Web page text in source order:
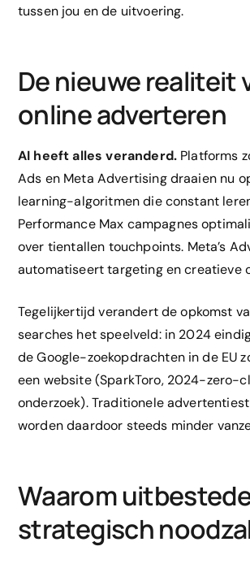
tussen jou en de uitvoering.
De nieuwe realiteit
online adverteren
AI heeft alles veranderd. Platforms
Ads en Meta Advertising draaien nu
learning-algoritmen die constant
Performance Max campagnes
over tientallen touchpoints. Meta’s
automatiseert targeting en creatieve
Tegelijkertijd verandert de opkomst
searches het speelveld: in 2024
de Google-zoekopdrachten in de EU
een website (SparkToro, 2024-zero-
onderzoek). Traditionele
worden daardoor steeds minder
Waarom
strategisch